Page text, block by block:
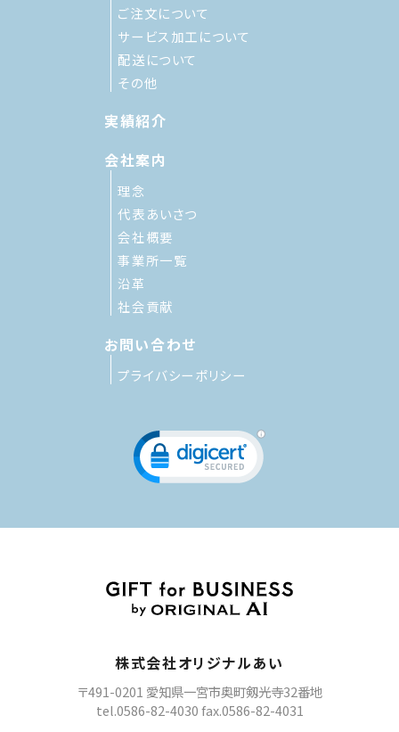
ご注文について
サービス加工について
配送について
その他
実績紹介
会社案内
理念
代表あいさつ
会社概要
事業所一覧
沿革
社会貢献
お問い合わせ
プライバシーポリシー
株式会社オリジナルあい
〒491-0201 愛知県一宮市奥町剱光寺32番地
tel.0586-82-4030 fax.0586-82-4031